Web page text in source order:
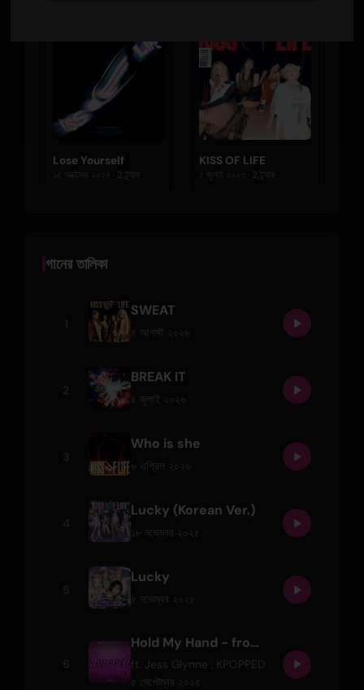
Lose Yourself
১৫ অক্টোবর ২০২৪ · 2 ট্র্যাক
KISS OF LIFE
৫ জুলাই ২০২৩ · 2 ট্র্যাক
গানের তালিকা
SWEAT
৪ আগস্ট ২০২৬
BREAK IT
৪ জুলাই ২০২৬
Who is she
৬ এপ্রিল ২০২৬
Lucky (Korean Ver.)
১৮ নভেম্বর ২০২৫
Lucky
৫ নভেম্বর ২০২৫
Hold My Hand - from "KPOPPED"
ft. Jess Glynne KPOPPED
৫ সেপ্টেম্বর ২০২৫